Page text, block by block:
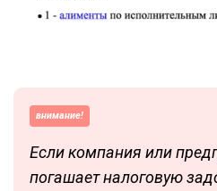
внимание!
Если компания или
погашает налоговую